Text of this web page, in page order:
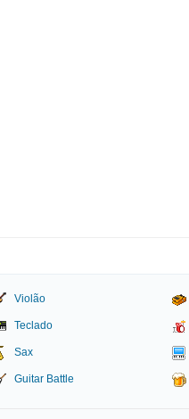
Violão
Teclado
Sax
Guitar Battle